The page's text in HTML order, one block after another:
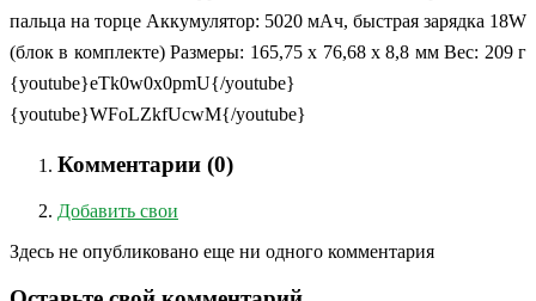
пальца на торце Аккумулятор: 5020 мАч, быстрая зарядка 18W
(блок в комплекте) Размеры: 165,75 х 76,68 х 8,8 мм Вес: 209 г
{youtube}eTk0w0x0pmU{/youtube}
{youtube}WFoLZkfUcwM{/youtube}
Комментарии (0)
Добавить свои
Здесь не опубликовано еще ни одного комментария